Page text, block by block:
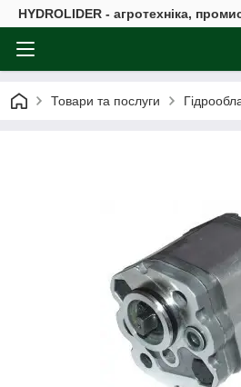
HYDROLIDER - агротехніка,
Товари та послуги